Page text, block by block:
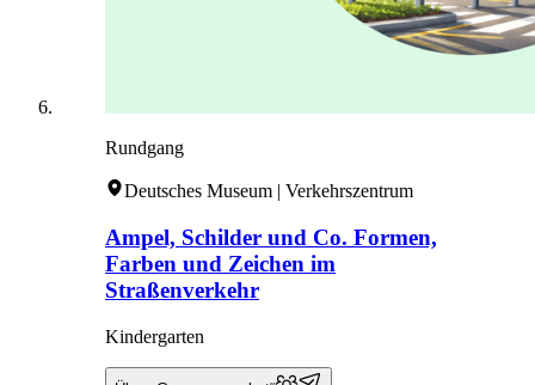
Rundgang
Deutsches Museum | Verkehrszentrum
Ampel, Schilder und Co. Formen,
Farben und Zeichen im
Straßenverkehr
Kindergarten